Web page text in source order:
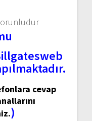
cevap
)